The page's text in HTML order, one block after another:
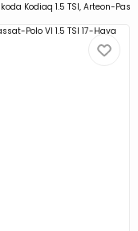
Kodiaq 1.5 TSI, Arteon-